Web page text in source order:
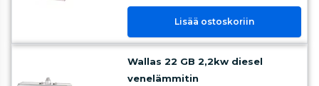
Lisää ostoskoriin
Wallas 22 GB 2,2kw diesel
venelämmitin